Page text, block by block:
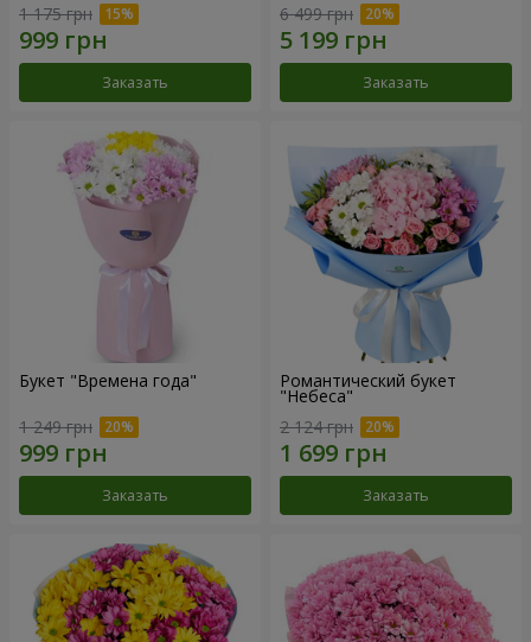
1 175 грн
Заказать
6 499 грн
Заказать
Букет "Времена года"
1 249 грн
Заказать
Романтический букет
"Небеса"
2 124 грн
Заказать